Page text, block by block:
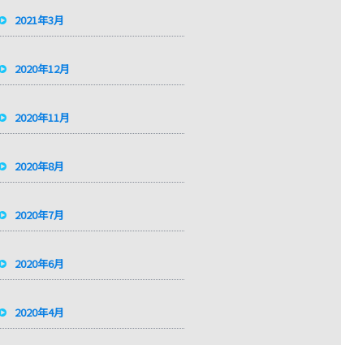
2021年3月
2020年12月
2020年11月
2020年8月
2020年7月
2020年6月
2020年4月